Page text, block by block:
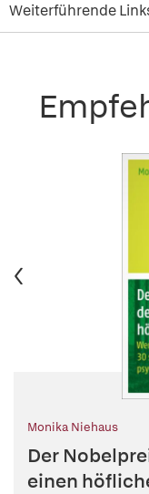
Weiterführende
Monika Niehaus
Der
einen